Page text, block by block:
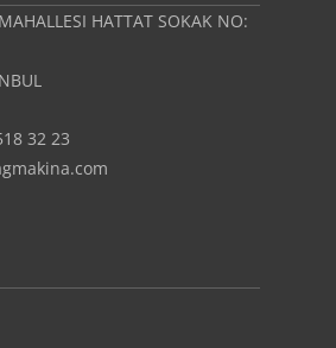
HATTAT SOKAK NO:
32 23